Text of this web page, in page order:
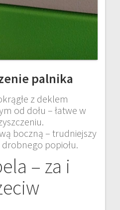
palnika
z deklem
od dołu – łatwe w
boczną – trudniejszy
popiołu.
– za i